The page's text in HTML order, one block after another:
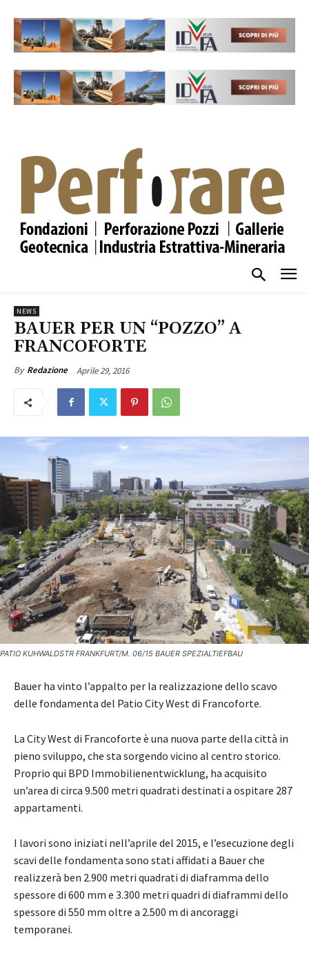
NEWS
BAUER PER UN “POZZO” A
FRANCOFORTE
By Redazione Aprile 29, 2016
PATIO KUHWALDSTR FRANKFURT/M. 06/15 BAUER SPEZIALTIEFBAU
Bauer ha vinto l’appalto per la realizzazione dello scavo
delle fondamenta del Patio City West di Francoforte.
La City West di Francoforte è una nuova parte della città in
pieno sviluppo, che sta sorgendo vicino al centro storico.
Proprio qui BPD Immobilienentwicklung, ha acquisito
un’area di circa 9.500 metri quadrati destinati a ospitare 287
appartamenti.
I lavori sono iniziati nell’aprile del 2015, e l’esecuzione degli
scavi delle fondamenta sono stati affidati a Bauer che
realizzerà ben 2.900 metri quadrati di diaframma dello
spessore di 600 mm e 3.300 metri quadri di diaframmi dello
spessore di 550 mm oltre a 2.500 m di ancoraggi
temporanei.